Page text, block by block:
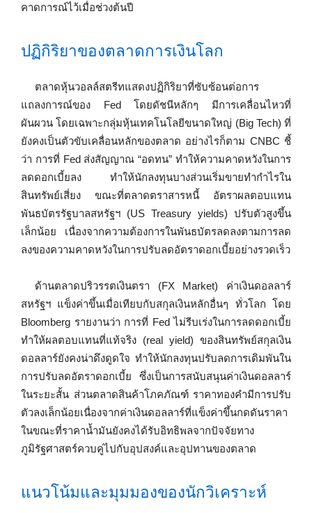
คาดการณ์ไว้เมื่อช่วงต้นปี
ปฏิกิริยาของตลาดการเงินโลก
ตลาดหุ้นวอลล์สตรีทแสดงปฏิกิริยาที่ซับซ้อนต่อการ
แถลงการณ์ของ Fed โดยดัชนีหลักๆ มีการเคลื่อนไหวที่
ผันผวน โดยเฉพาะกลุ่มหุ้นเทคโนโลยีขนาดใหญ่ (Big Tech) ที่
ยังคงเป็นตัวขับเคลื่อนหลักของตลาด อย่างไรก็ตาม CNBC ชี้
ว่า การที่ Fed ส่งสัญญาณ “อดทน” ทำให้ความคาดหวังในการ
ลดดอกเบี้ยลง ทำให้นักลงทุนบางส่วนเริ่มขายทำกำไรใน
สินทรัพย์เสี่ยง ขณะที่ตลาดตราสารหนี้ อัตราผลตอบแทน
พันธบัตรรัฐบาลสหรัฐฯ (US Treasury yields) ปรับตัวสูงขึ้น
เล็กน้อย เนื่องจากความต้องการในพันธบัตรลดลงตามการลด
ลงของความคาดหวังในการปรับลดอัตราดอกเบี้ยอย่างรวดเร็ว
ด้านตลาดปริวรรตเงินตรา (FX Market) ค่าเงินดอลลาร์
สหรัฐฯ แข็งค่าขึ้นเมื่อเทียบกับสกุลเงินหลักอื่นๆ ทั่วโลก โดย
Bloomberg รายงานว่า การที่ Fed ไม่รีบเร่งในการลดดอกเบี้ย
ทำให้ผลตอบแทนที่แท้จริง (real yield) ของสินทรัพย์สกุลเงิน
ดอลลาร์ยังคงน่าดึงดูดใจ ทำให้นักลงทุนปรับลดการเดิมพันใน
การปรับลดอัตราดอกเบี้ย ซึ่งเป็นการสนับสนุนค่าเงินดอลลาร์
ในระยะสั้น ส่วนตลาดสินค้าโภคภัณฑ์ ราคาทองคำมีการปรับ
ตัวลงเล็กน้อยเนื่องจากค่าเงินดอลลาร์ที่แข็งค่าขึ้นกดดันราคา
ในขณะที่ราคาน้ำมันยังคงได้รับอิทธิพลจากปัจจัยทาง
ภูมิรัฐศาสตร์ควบคู่ไปกับอุปสงค์และอุปทานของตลาด
แนวโน้มและมุมมองของนักวิเคราะห์